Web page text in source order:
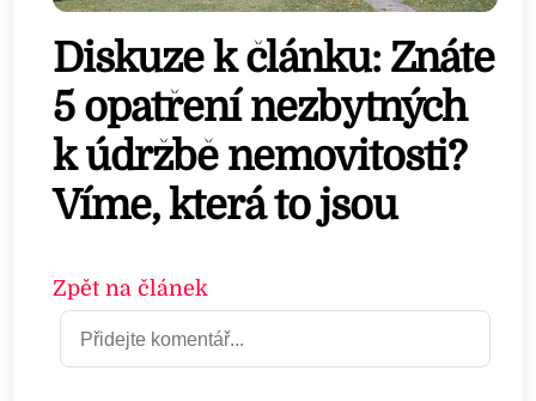
Diskuze k článku: Znáte
5 opatření nezbytných
k údržbě nemovitosti?
Víme, která to jsou
Zpět na článek